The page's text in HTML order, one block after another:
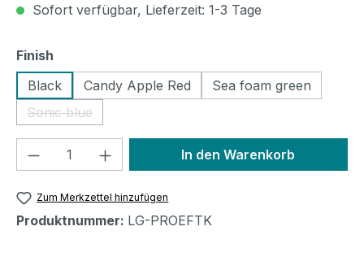
Sofort verfügbar, Lieferzeit: 1-3 Tage
Finish
Black
Candy Apple Red
Sea foam green
Sonic blue
(Diese Option ist zurzeit nicht verfügbar.)
Produkt Anzahl: Gib denIn den Warenkorb
Zum Merkzettel hinzufügen
Produktnummer: LG-PROEFTK